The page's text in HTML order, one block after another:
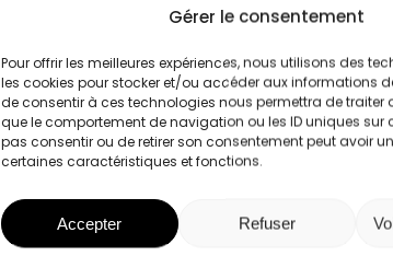
Gérer le consentement
Pour offrir les meilleures expériences, nous utilisons des
les cookies pour stocker et/ou accéder aux informations
de consentir à ces technologies nous permettra de traiter
que le comportement de navigation ou les ID uniques sur
pas consentir ou de retirer son consentement peut avoir
certaines caractéristiques et fonctions.
Accepter Refuser